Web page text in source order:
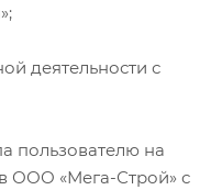
деятельности с
пользователю на
ООО «Мега-Строй» с